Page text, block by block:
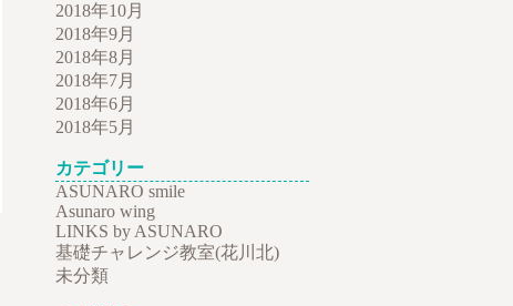
2018年10月
2018年9月
2018年8月
2018年7月
2018年6月
2018年5月
カテゴリー
ASUNARO smile
Asunaro wing
LINKS by ASUNARO
基礎チャレンジ教室(花川北)
未分類